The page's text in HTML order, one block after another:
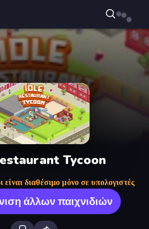
Tycoon
είναι διαθέσιμο μόνο σε υπολογιστές
άλλων παιχνιδιών